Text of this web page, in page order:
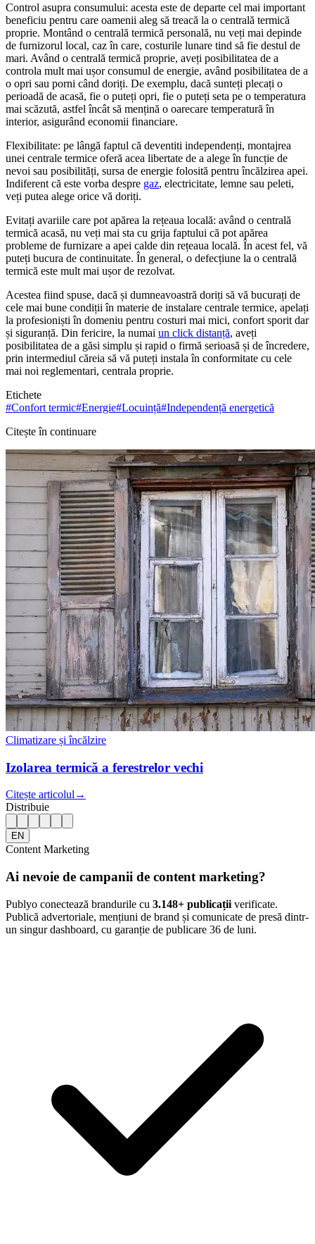
Control asupra consumului: acesta este de departe cel mai important
beneficiu pentru care oamenii aleg să treacă la o centrală termică
proprie. Montând o centrală termică personală, nu veți mai depinde
de furnizorul local, caz în care, costurile lunare tind să fie destul de
mari. Având o centrală termică proprie, aveți posibilitatea de a
controla mult mai ușor consumul de energie, având posibilitatea de a
o opri sau porni când doriți. De exemplu, dacă sunteți plecați o
perioadă de acasă, fie o puteți opri, fie o puteți seta pe o temperatura
mai scăzută, astfel încât să mențină o oarecare temperatură în
interior, asigurând economii financiare.
Flexibilitate: pe lângă faptul că deventiti independenți, montajrea
unei centrale termice oferă acea libertate de a alege în funcție de
nevoi sau posibilități, sursa de energie folosită pentru încălzirea apei.
Indiferent că este vorba despre gaz, electricitate, lemne sau peleti,
veți putea alege orice vă doriți.
Evitați avariile care pot apărea la rețeaua locală: având o centrală
termică acasă, nu veți mai sta cu grija faptului că pot apărea
probleme de furnizare a apei calde din rețeaua locală. În acest fel, vă
puteți bucura de continuitate. În general, o defecțiune la o centrală
termică este mult mai ușor de rezolvat.
Acestea fiind spuse, dacă și dumneavoastră doriți să vă bucurați de
cele mai bune condiții în materie de instalare centrale termice, apelați
la profesioniști în domeniu pentru costuri mai mici, confort sporit dar
și siguranță. Din fericire, la numai un click distanță, aveți
posibilitatea de a găsi simplu și rapid o firmă serioasă și de încredere,
prin intermediul căreia să vă puteți instala în conformitate cu cele
mai noi reglementari, centrala proprie.
Etichete
#Confort termic#Energie#Locuință#Independență energetică
Citește în continuare
Climatizare și încălzire
Izolarea termică a ferestrelor vechi
Citește articolul →
Distribuie
EN
Content Marketing
Ai nevoie de campanii de content marketing?
Publyo conectează brandurile cu 3.148+ publicații verificate.
Publică advertoriale, mențiuni de brand și comunicate de presă dintr-
un singur dashboard, cu garanție de publicare 36 de luni.